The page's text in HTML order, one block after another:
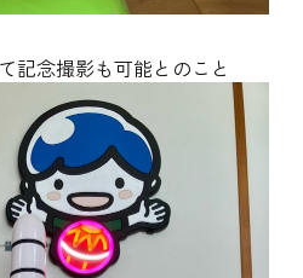
記念撮影も可能とのこと